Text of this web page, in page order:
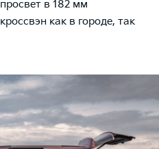
в 182 мм
как в городе, так